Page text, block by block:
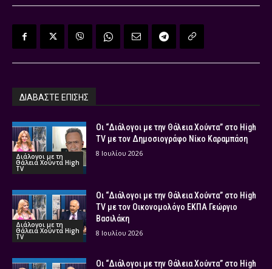
ΔΙΑΒΑΣΤΕ ΕΠΙΣΗΣ
Διάλογοι με τη
Θάλεια Χούντα High
TV
Οι “Διάλογοι με την Θάλεια Χούντα” στο High
TV με τον Δημοσιογράφο Νίκο Καραμπάση
8 Ιουλίου 2026
Διάλογοι με τη
Θάλεια Χούντα High
TV
Οι “Διάλογοι με την Θάλεια Χούντα” στο High
TV με τον Οικονομολόγο ΕΚΠΑ Γεώργιο
Βασιλάκη
8 Ιουλίου 2026
Οι “Διάλογοι με την Θάλεια Χούντα” στο High